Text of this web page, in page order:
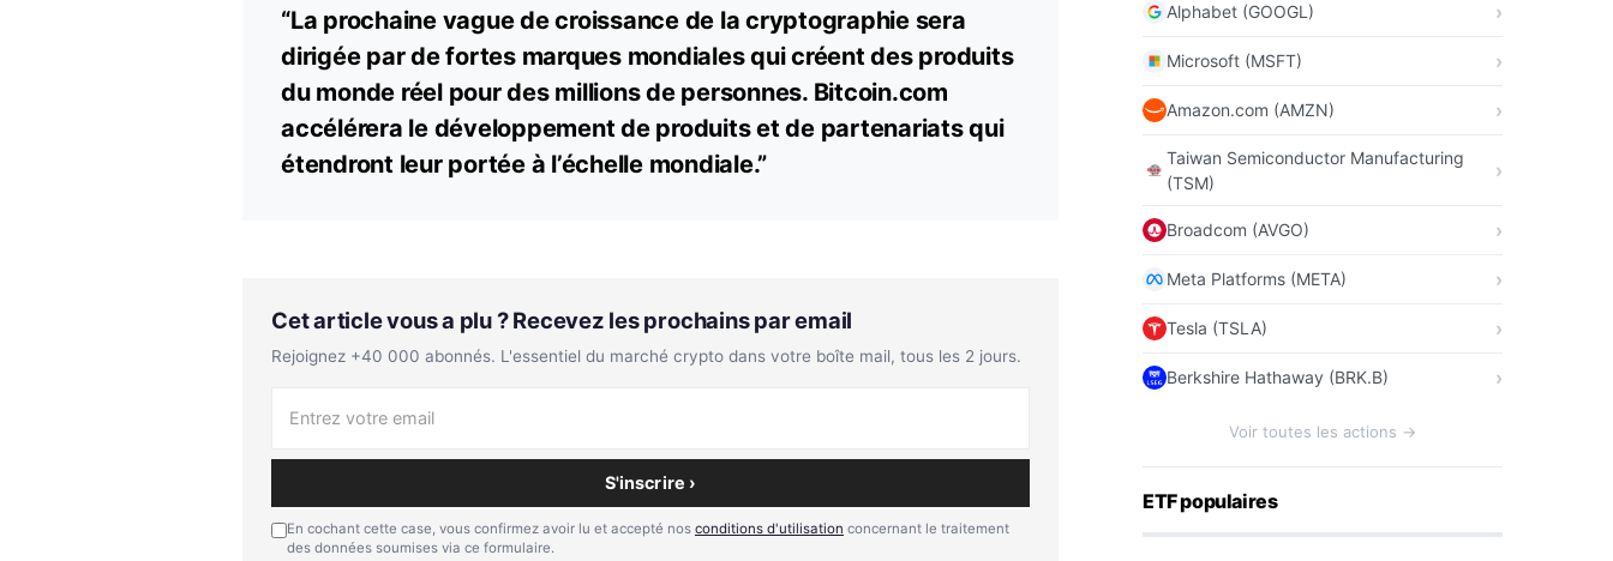
“La prochaine vague de croissance de la cryptographie sera
dirigée par de fortes marques mondiales qui créent des produits
du monde réel pour des millions de personnes. Bitcoin.com
accélérera le développement de produits et de partenariats qui
étendront leur portée à l’échelle mondiale.”
Cet article vous a plu ? Recevez les prochains par email
Rejoignez +40 000 abonnés. L'essentiel du marché crypto dans votre boîte mail, tous les 2 jours.
S'inscrire ›
En cochant cette case, vous confirmez avoir lu et accepté nos conditions d'utilisation concernant le traitement
des données soumises via ce formulaire.
Alphabet (GOOGL)
Microsoft (MSFT)
Amazon.com (AMZN)
Taiwan Semiconductor Manufacturing
(TSM)
Broadcom (AVGO)
Meta Platforms (META)
Tesla (TSLA)
Berkshire Hathaway (BRK.B)
Voir toutes les actions →
ETF populaires